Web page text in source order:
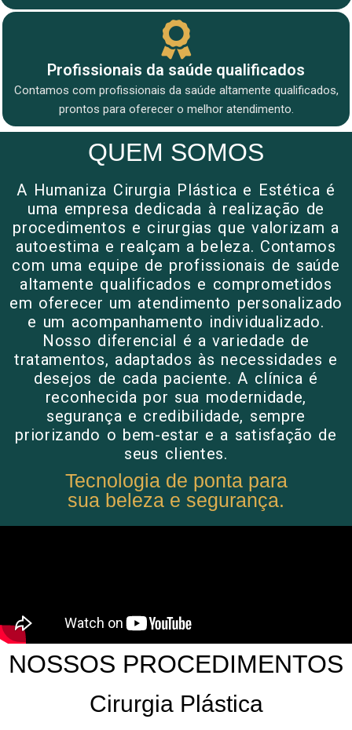
Profissionais da saúde qualificados
Contamos com profissionais da saúde altamente qualificados,
prontos para oferecer o melhor atendimento.
QUEM SOMOS
A Humaniza Cirurgia Plástica e Estética é
uma empresa dedicada à realização de
procedimentos e cirurgias que valorizam a
autoestima e realçam a beleza. Contamos
com uma equipe de profissionais de saúde
altamente qualificados e comprometidos
em oferecer um atendimento personalizado
e um acompanhamento individualizado.
Nosso diferencial é a variedade de
tratamentos, adaptados às necessidades e
desejos de cada paciente. A clínica é
reconhecida por sua modernidade,
segurança e credibilidade, sempre
priorizando o bem-estar e a satisfação de
seus clientes.
Tecnologia de ponta para
sua beleza e segurança.
NOSSOS PROCEDIMENTOS
Cirurgia Plástica